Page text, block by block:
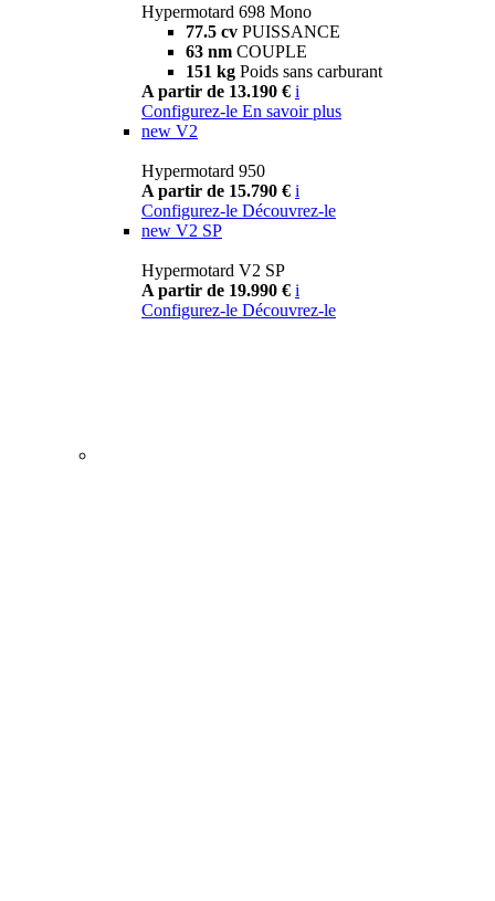
Hypermotard 698 Mono
77.5 cv PUISSANCE
63 nm COUPLE
151 kg Poids sans carburant
A partir de 13.190 € i
Configurez-le En savoir plus
new V2
Hypermotard 950
A partir de 15.790 € i
Configurez-le Découvrez-le
new V2 SP
Hypermotard V2 SP
A partir de 19.990 € i
Configurez-le Découvrez-le